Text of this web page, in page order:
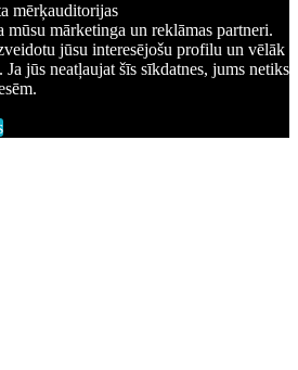
mērķauditorijas
mūsu mārketinga un reklāmas partneri.
jūsu interesējošu profilu un vēlāk
Ja jūs neatļaujat šīs sīkdatnes, jums netiks